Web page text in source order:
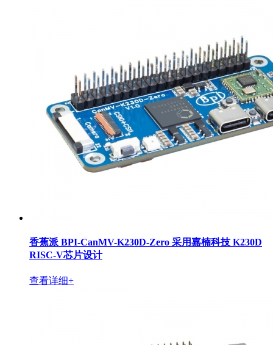
香蕉派 BPI-CanMV-K230D-Zero 采用嘉楠科技 K230D
RISC-V芯片设计
查看详细+